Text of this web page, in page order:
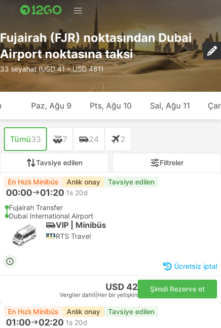
Fujairah (FJR) noktasından Dubai
Airport noktasına taksi
33 seyahat (USD 41 – USD 461)
Paz, Ağu 9 Pts, Ağu 10 Sal, Ağu 11
Tümü33 7 24 2
Tavsiye edilen Filtreler
En Hızlı Minibüs Anlık onay Tavsiye edilen
00:00 01:20 1s 20d
Fujairah Transfer
Dubai International Airport
VIP | Minibüs
RTS Travel
Ücretsiz iptal
USD 42
Vergiler dahil Her bir yetişkin
Şimdi Rezerve et
En Hızlı Minibüs Anlık onay Tavsiye edilen
01:00 02:20 1s 20d